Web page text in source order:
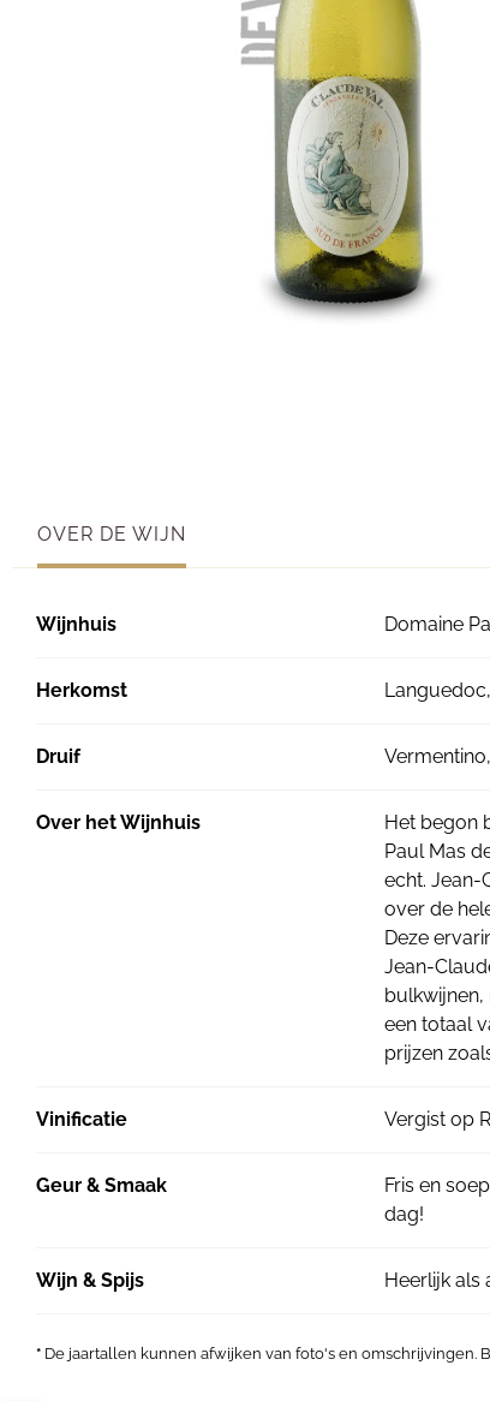
OVER DE WIJN
Wijnhuis Domaine
Herkomst
Druif
Over het Wijnhuis
Het begon
Paul Mas
echt. Jean-
over de
Deze
Jean-
bulkwijnen,
een totaal
prijzen
Vinificatie Vergist op
Geur & Smaak
Fris en
dag!
Wijn & Spijs Heerlijk als
* De jaartallen kunnen afwijken van foto's en omschrijvingen.